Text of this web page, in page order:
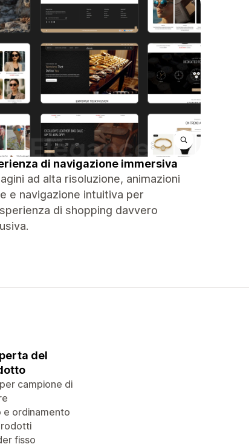
di navigazione immersiva
ad alta risoluzione, animazioni
e navigazione intuitiva per
di shopping davvero
del
campione di
e ordinamento
fisso